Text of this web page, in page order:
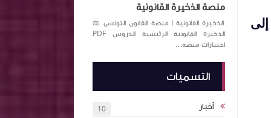
منصة الذخيرة القانونية
الذخيرة القانونية | منصة القانون التونسي ⚖️
الذخيرة القانونية الرئيسية الدروس PDF
اختبارات منصة...
التسميات
أخبار 10